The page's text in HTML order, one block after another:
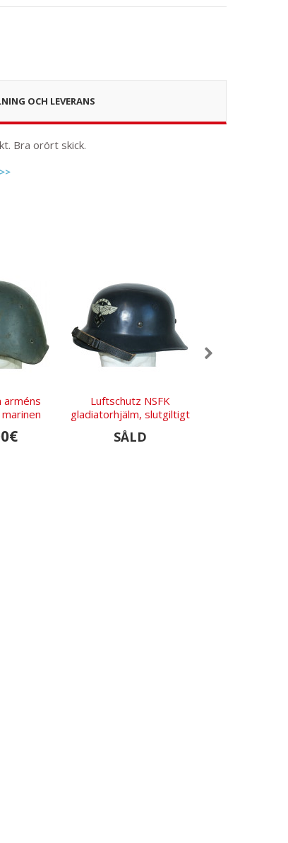
OCH LEVERANS
Bra orört skick.
arméns
Luftschutz NSFK
gladiatorhjälm, slutgiltigt
mönster
SÅLD